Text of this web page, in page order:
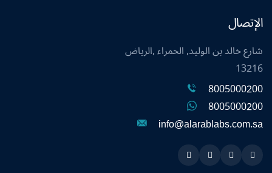
الإتصال
شارع خالد بن الوليد, الحمراء ,الرياض
13216
8005000200
8005000200
info@alarablabs.com.sa
Snapchat
Twitter
Linkedin
Instagram